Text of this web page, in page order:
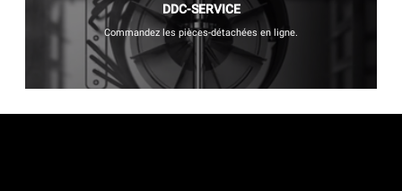
DDC-SERVICE
Commandez les pièces-détachées en ligne.